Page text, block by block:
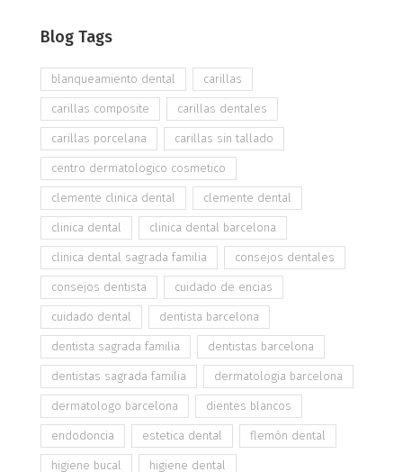
Blog Tags
blanqueamiento dental carillas
carillas composite carillas dentales
carillas porcelana carillas sin tallado
centro dermatologico cosmetico
clemente clinica dental clemente dental
clinica dental clinica dental barcelona
clinica dental sagrada familia consejos dentales
consejos dentista cuidado de encias
cuidado dental dentista barcelona
dentista sagrada familia dentistas barcelona
dentistas sagrada familia dermatologia barcelona
dermatologo barcelona dientes blancos
endodoncia estetica dental flemón dental
higiene bucal higiene dental